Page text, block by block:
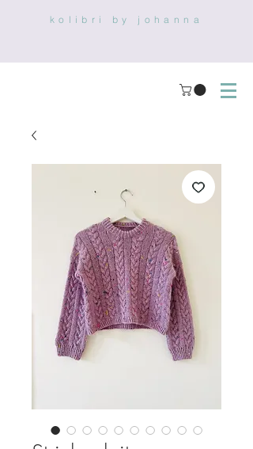
kolibri by johanna